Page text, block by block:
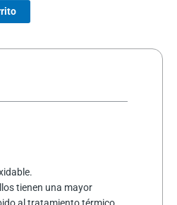
tienen una mayor